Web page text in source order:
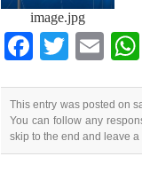
image.jpg
Facebook
Twitter
This entry was posted on
You can follow any
skip to the end and leave